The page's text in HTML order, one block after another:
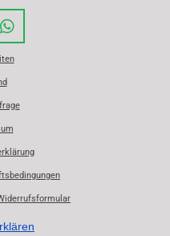
W
h
a
t
A
p